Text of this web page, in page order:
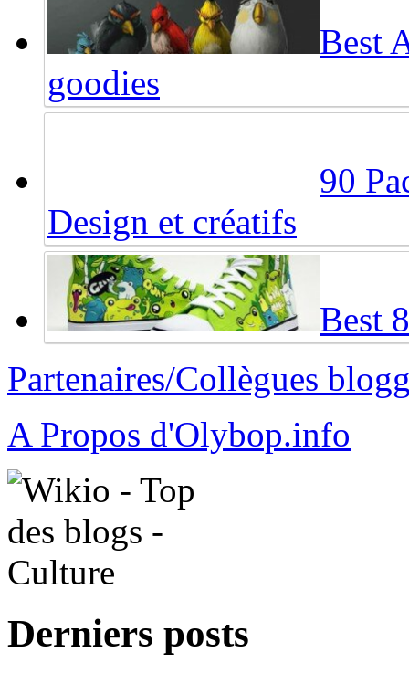
Best
goodies
90
Design et créatifs
Best
Partenaires/Collègues
A Propos d'Olybop.info
Derniers posts